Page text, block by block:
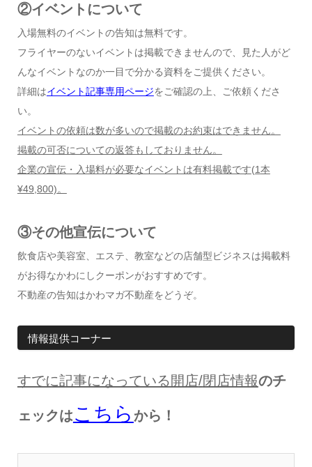
②イベントについて
入場無料のイベントの告知は無料です。
フライヤーのないイベントは掲載できませんので、見た人がど
んなイベントなのか一目で分かる資料をご提供ください。
詳細はイベント記事専用ページをご確認の上、ご依頼くださ
い。
イベントの依頼は数が多いので掲載のお約束はできません。
掲載の可否についての返答もしておりません。
企業の宣伝・入場料が必要なイベントは有料掲載です(1本
¥49,800)。
③その他宣伝について
飲食店や美容室、エステ、教室などの店舗型ビジネスは掲載料
がお得なかわにしクーポンがおすすめです。
不動産の告知はかわマガ不動産をどうぞ。
情報提供コーナー
すでに記事になっている開店/閉店情報のチ
ェックはこちら から！